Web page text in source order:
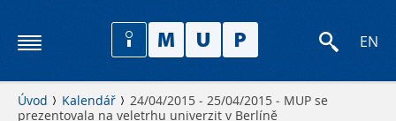
EN
Úvod Kalendář
24/04/2015 - 25/04/2015 - MUP se
prezentovala na veletrhu univerzit v Berlíně